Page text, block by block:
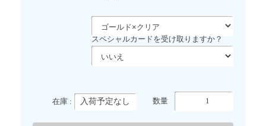
スペシャルカードを受け取りますか？
数量
在庫 : 入荷予定なし